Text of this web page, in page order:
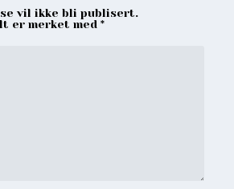
vil ikke bli publisert.
er merket med*